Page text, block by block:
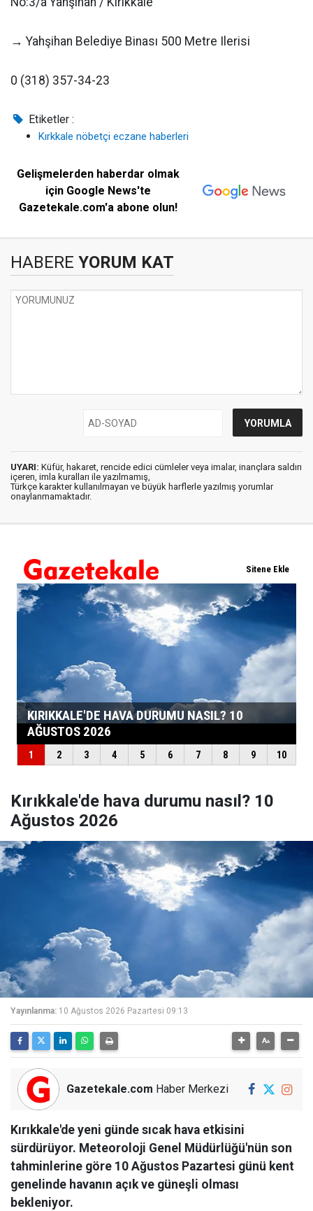
→ Yahşihan Belediye Binası 500 Metre Ilerisi
0 (318) 357-34-23
Etiketler :
Kırkkale nöbetçi eczane haberleri
Gelişmelerden haberdar olmak
için Google News'te
Gazetekale.com'a abone olun!
HABERE YORUM KAT
UYARI: Küfür, hakaret, rencide edici cümleler veya imalar, inançlara saldırı
içeren, imla kuralları ile yazılmamış,
Türkçe karakter kullanılmayan ve büyük harflerle yazılmış yorumlar
onaylanmamaktadır.
Kırıkkale'de hava durumu nasıl? 10
Ağustos 2026
Yayınlanma: 10 Ağustos 2026 Pazartesi 09:13
Gazetekale.com Haber Merkezi
Kırıkkale'de yeni günde sıcak hava etkisini
sürdürüyor. Meteoroloji Genel Müdürlüğü'nün son
tahminlerine göre 10 Ağustos Pazartesi günü kent
genelinde havanın açık ve güneşli olması
bekleniyor.